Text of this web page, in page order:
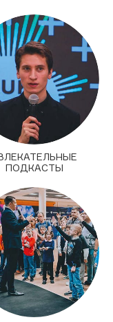
ПОДКАСТЫ